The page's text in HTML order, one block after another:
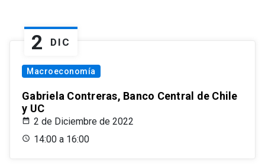
2 DIC
Macroeconomía
Gabriela Contreras, Banco Central de Chile
y UC
2 de Diciembre de 2022
14:00 a 16:00